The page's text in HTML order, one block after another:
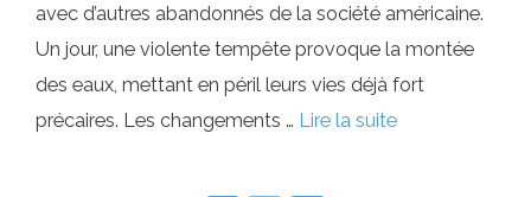
avec d’autres abandonnés de la société américaine.
Un jour, une violente tempête provoque la montée
des eaux, mettant en péril leurs vies déjà fort
précaires. Les changements … Lire la suite